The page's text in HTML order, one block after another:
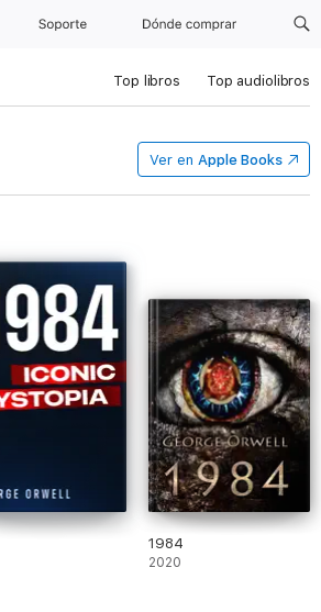
Soporte Dónde comprar
Top libros Top audiolibros
Ver en Apple Books
1984
2020